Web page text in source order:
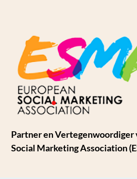
Partner en Vertegenwoordiger
Social Marketing Association